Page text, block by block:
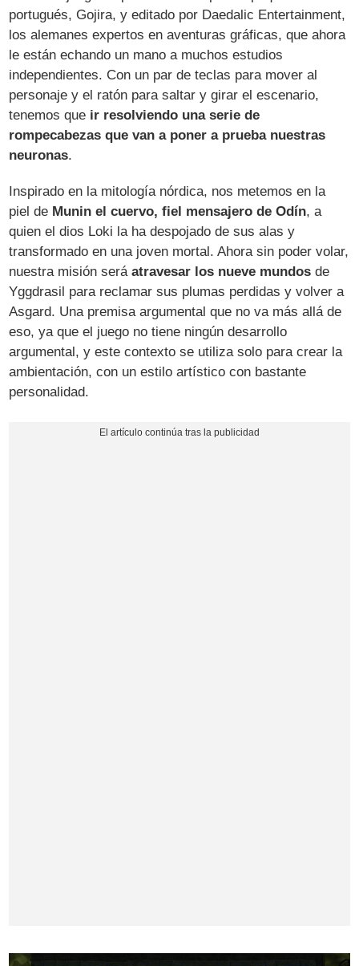
portugués, Gojira, y editado por Daedalic Entertainment,
los alemanes expertos en aventuras gráficas, que ahora
le están echando un mano a muchos estudios
independientes. Con un par de teclas para mover al
personaje y el ratón para saltar y girar el escenario,
tenemos que ir resolviendo una serie de
rompecabezas que van a poner a prueba nuestras
neuronas.
Inspirado en la mitología nórdica, nos metemos en la
piel de Munin el cuervo, fiel mensajero de Odín, a
quien el dios Loki la ha despojado de sus alas y
transformado en una joven mortal. Ahora sin poder volar,
nuestra misión seráatravesar los nueve mundos de
Yggdrasil para reclamar sus plumas perdidas y volver a
Asgard. Una premisa argumental que no va más allá de
eso, ya que el juego no tiene ningún desarrollo
argumental, y este contexto se utiliza solo para crear la
ambientación, con un estilo artístico con bastante
personalidad.